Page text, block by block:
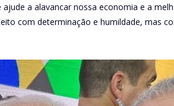
a alavancar nossa economia e a
com determinação e humildade, mas